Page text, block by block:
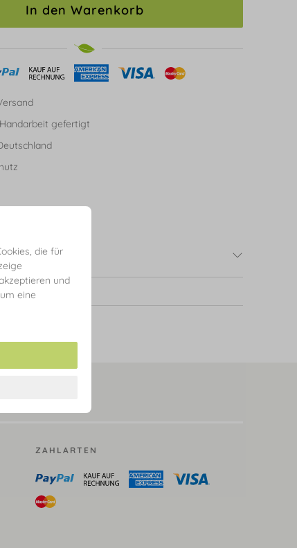
In den Warenkorb
gefertigt
ZAHLARTEN
die für
und
eine